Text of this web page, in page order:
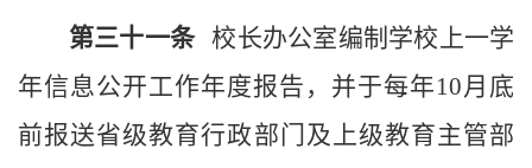
第三十一条 校长办公室编制 学校 上一学
年信息公开工作年度报告，并于每年10月底
前报送省级教育行政部门及上级教育主管部